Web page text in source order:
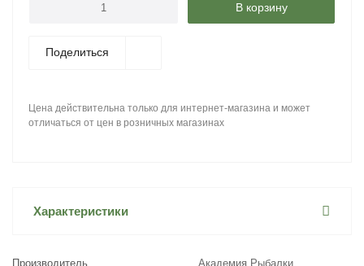
В корзину
Поделиться
Цена действительна только для интернет-магазина и может
отличаться от цен в розничных магазинах
Характеристики
Производитель
Академия Рыбалки